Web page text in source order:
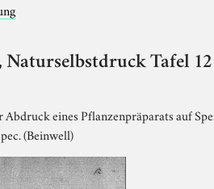
Naturselbstdruck Tafel 12
eines Pflanzenpräparats auf
(Beinwell)